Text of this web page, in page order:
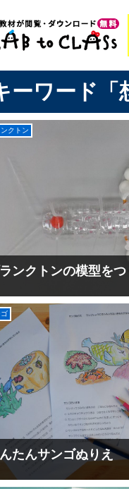
ーワード「
ンクトンの模型をつ
クトン
たんサンゴぬりえ